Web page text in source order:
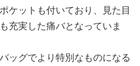
ケットも付いており、見た目
充実した痛バとなっていま
ッグでより特別なものになる